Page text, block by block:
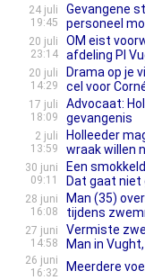
24 juli
19:45
Gevangene
personeel
20 juli
23:14
OM eist
afdeling PI
20 juli
14:29
Drama op je
cel voor Corné
17 juli
18:09
Advocaat:
gevangenis
2 juli
13:59
Holleeder
wraak willen
30 juni
09:11
Een
Dat gaat niet
28 juni
16:08
Man (35)
tijdens
27 juni
14:58
Vermiste
Man in
26 juni
16:32
Meerdere